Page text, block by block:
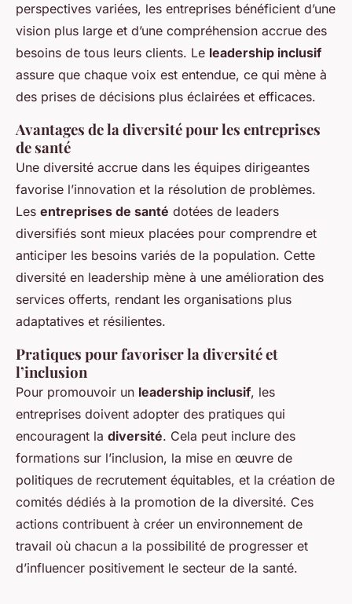
perspectives variées, les entreprises bénéficient d’une
vision plus large et d’une compréhension accrue des
besoins de tous leurs clients. Le leadership inclusif
assure que chaque voix est entendue, ce qui mène à
des prises de décisions plus éclairées et efficaces.
Avantages de la diversité pour les entreprises
de santé
Une diversité accrue dans les équipes dirigeantes
favorise l’innovation et la résolution de problèmes.
Les entreprises de santé dotées de leaders
diversifiés sont mieux placées pour comprendre et
anticiper les besoins variés de la population. Cette
diversité en leadership mène à une amélioration des
services offerts, rendant les organisations plus
adaptatives et résilientes.
Pratiques pour favoriser la diversité et
l’inclusion
Pour promouvoir un leadership inclusif, les
entreprises doivent adopter des pratiques qui
encouragent la diversité. Cela peut inclure des
formations sur l’inclusion, la mise en œuvre de
politiques de recrutement équitables, et la création de
comités dédiés à la promotion de la diversité. Ces
actions contribuent à créer un environnement de
travail où chacun a la possibilité de progresser et
d’influencer positivement le secteur de la santé.